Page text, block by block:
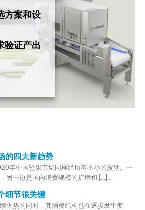
方案和设
验证产出
的四大新趋势
年中国坚果市场同样经历着不小的波动。一
另一边是国内消费规模的扩增和 [...]...
细节很关键
火热的同时，其消费结构也在逐步发生变